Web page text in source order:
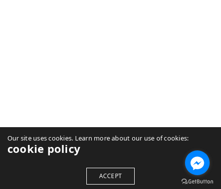
Our site uses cookies. Learn more about our use of cookies:
cookie policy
ACCEPT